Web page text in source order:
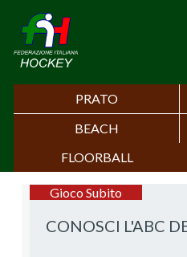
PRATO
BEACH
FLOORBALL
CONOSCI L'ABC
Gioco Subito